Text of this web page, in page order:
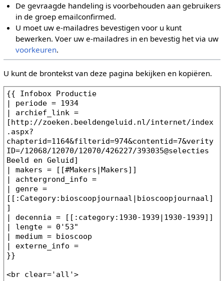
De gevraagde handeling is voorbehouden aan gebruikers
in de groep emailconfirmed.
U moet uw e-mailadres bevestigen voor u kunt
bewerken. Voer uw e-mailadres in en bevestig het via uw
voorkeuren.
U kunt de brontekst van deze pagina bekijken en kopiëren.